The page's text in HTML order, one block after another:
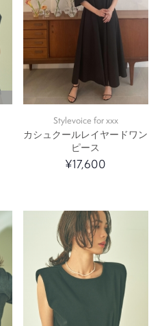
Stylevoice for xxx
カシュクールレイヤードワン
ピース
¥17,600